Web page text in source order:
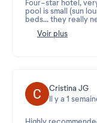
Four-star hotel,
pool is small (sun
beds... they really
foreign tourists.
Voir plus
Cristina JG
Il y a 1